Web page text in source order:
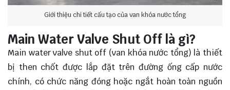
Giới thiệu chi tiết cấu tạo của van khóa nước tổng
Main Water Valve Shut Off là gì?
Main water valve shut off (van khóa nước tổng) là thiết
bị then chốt được lắp đặt trên đường ống cấp nước
chính, có chức năng đóng hoặc ngắt hoàn toàn nguồn